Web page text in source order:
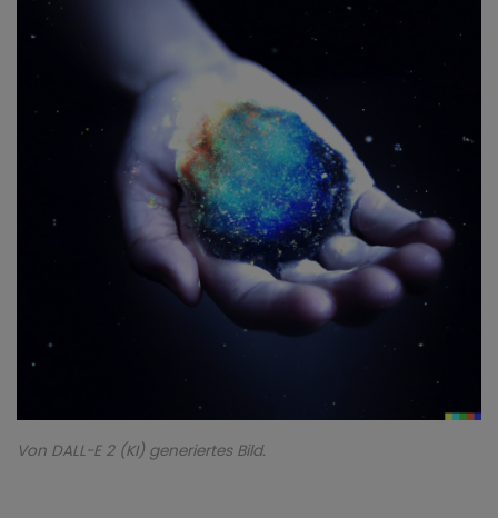
Von DALL-E 2 (KI) generiertes Bild.